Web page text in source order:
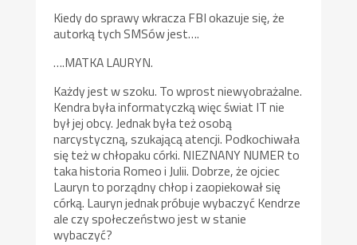
Kiedy do sprawy wkracza FBI okazuje się, że
autorką tych SMSów jest….
….MATKA LAURYN.
Każdy jest w szoku. To wprost niewyobrażalne.
Kendra była informatyczką więc świat IT nie
był jej obcy. Jednak była też osobą
narcystyczną, szukającą atencji. Podkochiwała
się też w chłopaku córki. NIEZNANY NUMER to
taka historia Romeo i Julii. Dobrze, że ojciec
Lauryn to porządny chłop i zaopiekował się
córką. Lauryn jednak próbuje wybaczyć Kendrze
ale czy społeczeństwo jest w stanie
wybaczyć?